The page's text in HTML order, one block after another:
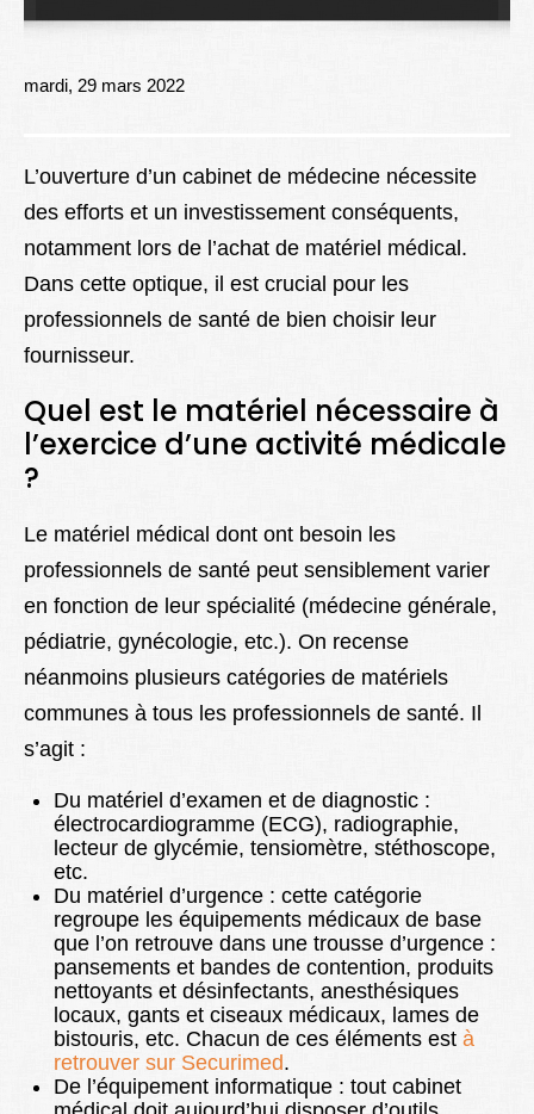
mardi, 29 mars 2022
L’ouverture d’un cabinet de médecine nécessite
des efforts et un investissement conséquents,
notamment lors de l’achat de matériel médical.
Dans cette optique, il est crucial pour les
professionnels de santé de bien choisir leur
fournisseur.
Quel est le matériel nécessaire à
l’exercice d’une activité médicale
?
Le matériel médical dont ont besoin les
professionnels de santé peut sensiblement varier
en fonction de leur spécialité (médecine générale,
pédiatrie, gynécologie, etc.). On recense
néanmoins plusieurs catégories de matériels
communes à tous les professionnels de santé. Il
s’agit :
Du matériel d’examen et de diagnostic :
électrocardiogramme (ECG), radiographie,
lecteur de glycémie, tensiomètre, stéthoscope,
etc.
Du matériel d’urgence : cette catégorie
regroupe les équipements médicaux de base
que l’on retrouve dans une trousse d’urgence :
pansements et bandes de contention, produits
nettoyants et désinfectants, anesthésiques
locaux, gants et ciseaux médicaux, lames de
bistouris, etc. Chacun de ces éléments est à
retrouver sur Securimed.
De l’équipement informatique : tout cabinet